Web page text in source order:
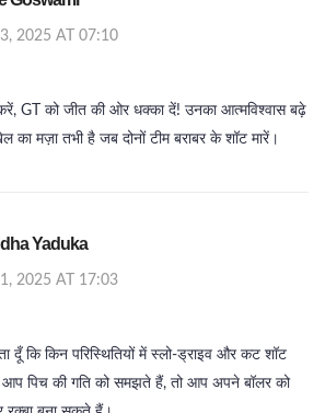
2025 AT 07:10
GT को जीत की ओर धक्का दें! उनका आत्मविश्वास बढ़े
मज़ा तभी है जब दोनों टीम बराबर के शॉट मारें।
Yaduka
2025 AT 17:03
दूँ कि किन परिस्थितियों में स्लो‑ड्राइव और कट शॉट
पिच की गति को समझते हैं, तो आप अपने बॉलर को